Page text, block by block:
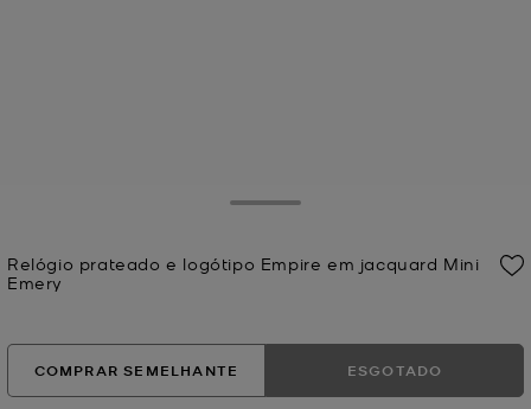
Relógio prateado e logótipo Empire em jacquard Mini
Emery
COMPRAR SEMELHANTE ESGOTADO